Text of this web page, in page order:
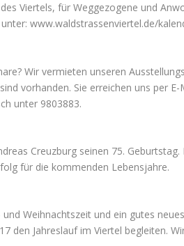
Viertels, für Weggezogene und
www.waldstrassenviertel.de/
Wir vermieten unseren
vorhanden. Sie erreichen uns per E-
unter 9803883.
Creuzburg seinen 75. Geburtstag.
für die kommenden Lebensjahre.
Weihnachtszeit und ein gutes
den Jahreslauf im Viertel begleiten.